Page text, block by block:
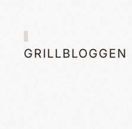
GRILLBLOGGEN